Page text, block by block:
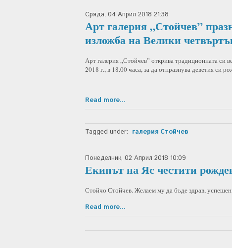
Сряда, 04 Април 2018 21:38
Арт галерия „Стойчев”
изложба на Велики
Арт галерия „Стойчев” открива традиционната си
2018 г., в 18.00 часа, за да отпразнува деветия си
Read more...
Tagged under: галерия Стойчев
Понеделник, 02 Април 2018 10:09
Екипът на Яс честити
Стойчо Стойчев. Желаем му да бъде здрав,
Read more...